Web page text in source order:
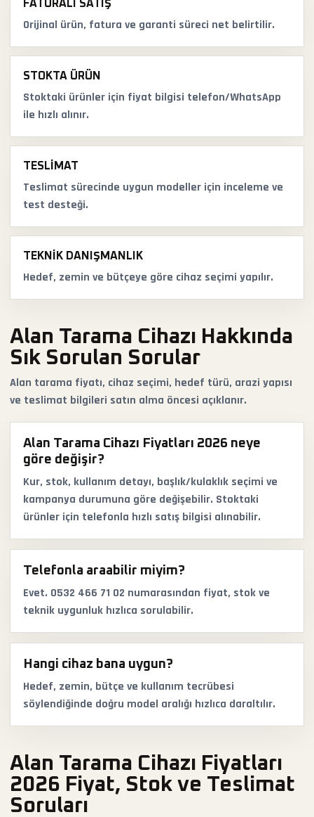
FATURALI SATIŞ
Orijinal ürün, fatura ve garanti süreci net belirtilir.
STOKTA ÜRÜN
Stoktaki ürünler için fiyat bilgisi telefon/WhatsApp
ile hızlı alınır.
TESLIMAT
Teslimat sürecinde uygun modeller için inceleme ve
test desteği.
TEKNIK DANIŞMANLIK
Hedef, zemin ve bütçeye göre cihaz seçimi yapılır.
Alan Tarama Cihazı Hakkında
Sık Sorulan Sorular
Alan tarama fiyatı, cihaz seçimi, hedef türü, arazi yapısı
ve teslimat bilgileri satın alma öncesi açıklanır.
Alan Tarama Cihazı Fiyatları 2026 neye
göre değişir?
Kur, stok, kullanım detayı, başlık/kulaklık seçimi ve
kampanya durumuna göre değişebilir. Stoktaki
ürünler için telefonla hızlı satış bilgisi alınabilir.
Telefonla araabilir miyim?
Evet. 0532 466 71 02 numarasından fiyat, stok ve
teknik uygunluk hızlıca sorulabilir.
Hangi cihaz bana uygun?
Hedef, zemin, bütçe ve kullanım tecrübesi
söylendiğinde doğru model aralığı hızlıca daraltılır.
Alan Tarama Cihazı Fiyatları
2026 Fiyat, Stok ve Teslimat
Soruları